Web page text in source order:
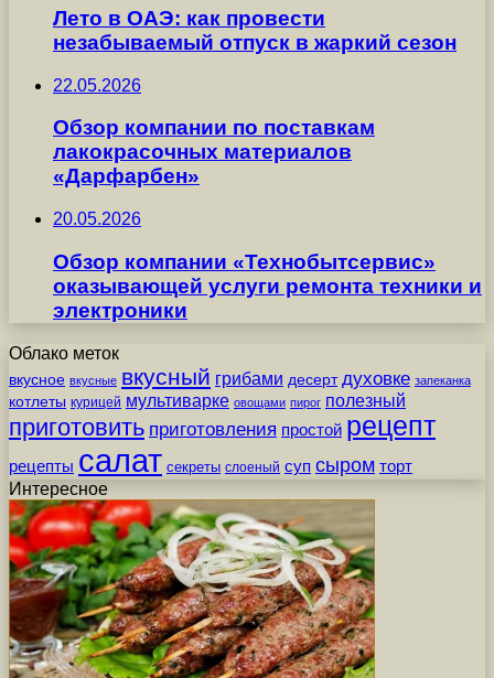
Лето в ОАЭ: как провести
незабываемый отпуск в жаркий сезон
22.05.2026
Обзор компании по поставкам
лакокрасочных материалов
«Дарфарбен»
20.05.2026
Обзор компании «Технобытсервис»
оказывающей услуги ремонта техники и
электроники
Облако меток
вкусное вкусные вкусный грибами десерт духовке запеканка
котлеты курицей мультиварке овощами пирог полезный
приготовить приготовления простой рецепт
рецепты салат секреты слоеный суп сыром торт
Интересное